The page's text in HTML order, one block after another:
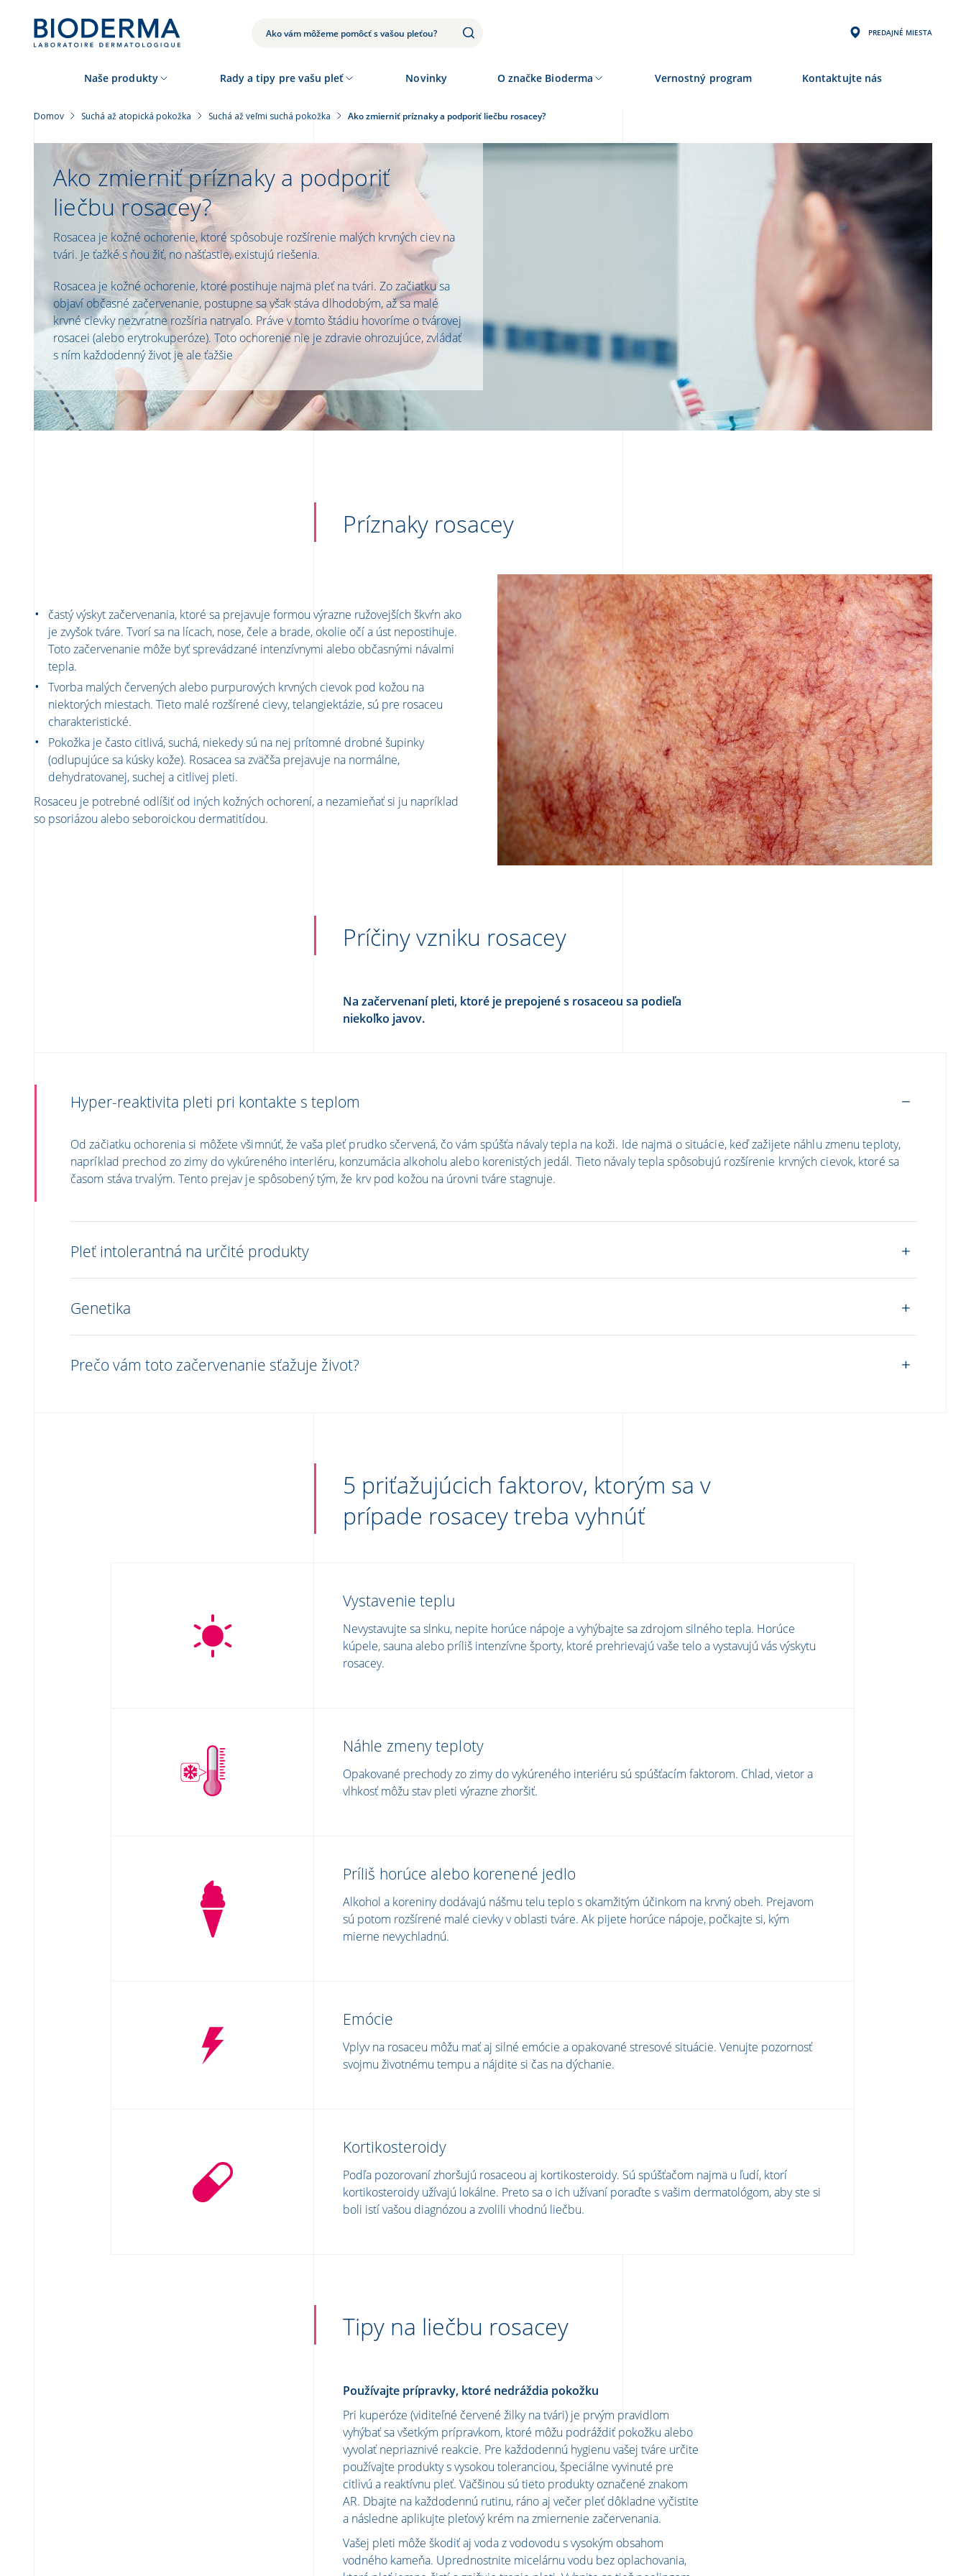
VYHĽADÁVANIE PREDAJNÉ MIESTA
Naše produkty Rady a tipy pre vašu pleť Novinky O značke Bioderma Vernostný program Kontaktujte nás
Domov Suchá až atopická pokožka Suchá až veľmi suchá pokožka Ako zmierniť príznaky a podporiť liečbu rosacey?
Ako zmierniť príznaky a podporiť
liečbu rosacey?
Rosacea je kožné ochorenie, ktoré spôsobuje rozšírenie malých krvných ciev na
tvári. Je ťažké s ňou žiť, no našťastie, existujú riešenia.
Rosacea je kožné ochorenie, ktoré postihuje najmä pleť na tvári. Zo začiatku sa
objaví občasné začervenanie, postupne sa však stáva dlhodobým, až sa malé
krvné cievky nezvratne rozšíria natrvalo. Práve v tomto štádiu hovoríme o tvárovej
rosacei (alebo erytrokuperóze). Toto ochorenie nie je zdravie ohrozujúce, zvládať
s ním každodenný život je ale ťažšie
Príznaky rosacey
častý výskyt začervenania, ktoré sa prejavuje formou výrazne ružovejších škvŕn ako
je zvyšok tváre. Tvorí sa na lícach, nose, čele a brade, okolie očí a úst nepostihuje.
Toto začervenanie môže byť sprevádzané intenzívnymi alebo občasnými návalmi
tepla.
Tvorba malých červených alebo purpurových krvných cievok pod kožou na
niektorých miestach. Tieto malé rozšírené cievy, telangiektázie, sú pre rosaceu
charakteristické.
Pokožka je často citlivá, suchá, niekedy sú na nej prítomné drobné šupinky
(odlupujúce sa kúsky kože). Rosacea sa zväčša prejavuje na normálne,
dehydratovanej, suchej a citlivej pleti.
Rosaceu je potrebné odlíšiť od iných kožných ochorení, a nezamieňať si ju napríklad
so psoriázou alebo seboroickou dermatitídou.
Príčiny vzniku rosacey
Na začervenaní pleti, ktoré je prepojené s rosaceou sa podieľa
niekoľko javov.
Hyper-reaktivita pleti pri kontakte s teplom
Od začiatku ochorenia si môžete všimnúť, že vaša pleť prudko sčervená, čo vám spúšťa návaly tepla na koži. Ide najmä o situácie, keď zažijete náhlu zmenu teploty,
napríklad prechod zo zimy do vykúreného interiéru, konzumácia alkoholu alebo korenistých jedál. Tieto návaly tepla spôsobujú rozšírenie krvných cievok, ktoré sa
časom stáva trvalým. Tento prejav je spôsobený tým, že krv pod kožou na úrovni tváre stagnuje.
Pleť intolerantná na určité produkty
Genetika
Prečo vám toto začervenanie sťažuje život?
5 priťažujúcich faktorov, ktorým sa v
prípade rosacey treba vyhnúť
Vystavenie teplu
Nevystavujte sa slnku, nepite horúce nápoje a vyhýbajte sa zdrojom silného tepla. Horúce
kúpele, sauna alebo príliš intenzívne športy, ktoré prehrievajú vaše telo a vystavujú vás výskytu
rosacey.
Náhle zmeny teploty
Opakované prechody zo zimy do vykúreného interiéru sú spúšťacím faktorom. Chlad, vietor a
vlhkosť môžu stav pleti výrazne zhoršiť.
Príliš horúce alebo korenené jedlo
Alkohol a koreniny dodávajú nášmu telu teplo s okamžitým účinkom na krvný obeh. Prejavom
sú potom rozšírené malé cievky v oblasti tváre. Ak pijete horúce nápoje, počkajte si, kým
mierne nevychladnú.
Emócie
Vplyv na rosaceu môžu mať aj silné emócie a opakované stresové situácie. Venujte pozornosť
svojmu životnému tempu a nájdite si čas na dýchanie.
Kortikosteroidy
Podľa pozorovaní zhoršujú rosaceou aj kortikosteroidy. Sú spúšťačom najmä u ľudí, ktorí
kortikosteroidy užívajú lokálne. Preto sa o ich užívaní poraďte s vašim dermatológom, aby ste si
boli istí vašou diagnózou a zvolili vhodnú liečbu.
Tipy na liečbu rosacey
Používajte prípravky, ktoré nedráždia pokožku
Pri kuperóze (viditeľné červené žilky na tvári) je prvým pravidlom
vyhýbať sa všetkým prípravkom, ktoré môžu podráždiť pokožku alebo
vyvolať nepriaznivé reakcie. Pre každodennú hygienu vašej tváre určite
používajte produkty s vysokou toleranciou, špeciálne vyvinuté pre
citlivú a reaktívnu pleť. Väčšinou sú tieto produkty označené znakom
AR. Dbajte na každodennú rutinu, ráno aj večer pleť dôkladne vyčistite
a následne aplikujte pleťový krém na zmiernenie začervenania.
Vašej pleti môže škodiť aj voda z vodovodu s vysokým obsahom
vodného kameňa. Uprednostnite micelárnu vodu bez oplachovania,